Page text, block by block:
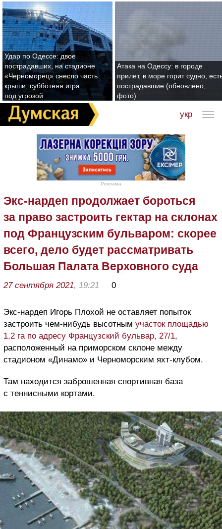
Удар по Одессе: двое
пострадавших, на стадионе
«Черноморец» снесло часть
крыши, субботняя игра
под угрозой
Атака на Одессу: в городе
прилет, в море горит судно,
пострадавшие (обновлено,
фото)
укр
Реклама
Экс-нардеп продолжает бороться
за право застроить гектар на склонах
под Французским бульваром: скорее
всего, дело будет рассматривать
Большая Палата Верховного суда
27 сентября 2021, 19:21 0
Экс-нардеп Игорь Плохой не оставляет попыток
застроить чем-нибудь высотным участок площадью
1,2 га по адресу Французский бульвар, 27/1,
расположенный на приморском склоне между
стадионом «Динамо» и Черноморским яхт-клубом.
Там находится заброшенная спортивная база
с теннисными кортами.